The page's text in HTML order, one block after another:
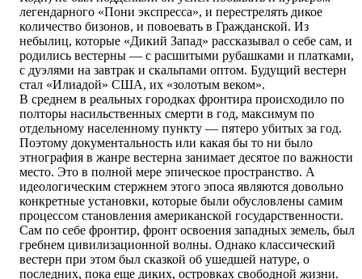
легендарного «Пони экспресса», и перестрелять дикое
количество бизонов, и повоевать в Гражданской. Из
небылиц, которые «Дикий Запад» рассказывал о себе сам, и
родились вестерны — с расшитыми рубашками и платками,
с дуэлями на завтрак и скальпами оптом. Будущий вестерн
стал «Илиадой» США, их «золотым веком».
В среднем в реальных городках фронтира происходило по
полторы насильственных смерти в год, максимум по
отдельному населенному пункту — пятеро убитых за год.
Поэтому документальность или какая бы то ни было
этнография в жанре вестерна занимает десятое по важности
место. Это в полной мере эпическое пространство. А
идеологическим стержнем этого эпоса являются довольно
конкретные установки, которые были обусловлены самим
процессом становления американской государственности.
Сам по себе фронтир, фронт освоения западных земель, был
гребнем цивилизационной волны. Однако классический
вестерн при этом был сказкой об ушедшей натуре, о
последних, пока еще диких, островках свободной жизни.